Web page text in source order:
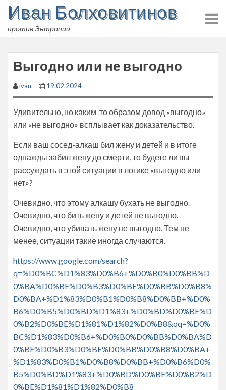
Skip
content
Иван Болховитинов
против Энтропии
Выгодно или не выгодно
ivan 19.02.2024
Удивительно, но каким-то образом довод «выгодно»
или «не выгодно» всплывает как доказательство.
Если ваш сосед-алкаш бил жену и детей и в итоге
однажды забил жену до смерти, то будете ли вы
рассуждать в этой ситуации в логике «выгодно или
нет»?
Очевидно, что этому алкашу бухать не выгодно.
Очевидно, что бить жену и детей не выгодно.
Очевидно, что убивать жену не выгодно. Тем не
менее, ситуации такие иногда случаются.
https://www.google.com/search?
q=%D0%BC%D1%83%D0%B6+%D0%B0%D0%BB%D
0%BA%D0%BE%D0%B3%D0%BE%D0%BB%D0%B8%
D0%BA+%D1%83%D0%B1%D0%B8%D0%BB+%D0%
B6%D0%B5%D0%BD%D1%83+%D0%BD%D0%BE%D
0%B2%D0%BE%D1%81%D1%82%D0%B8&oq=%D0%
BC%D1%83%D0%B6+%D0%B0%D0%BB%D0%BA%D
0%BE%D0%B3%D0%BE%D0%BB%D0%B8%D0%BA+
%D1%83%D0%B1%D0%B8%D0%BB+%D0%B6%D0%
B5%D0%BD%D1%83+%D0%BD%D0%BE%D0%B2%D
0%BE%D1%81%D1%82%D0%B8